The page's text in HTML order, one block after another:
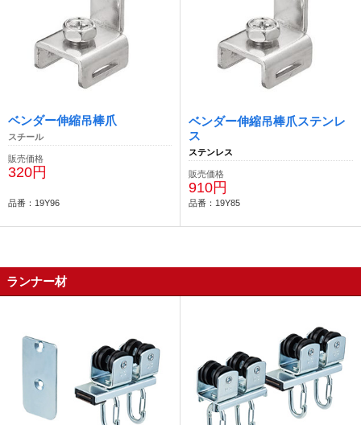
ベンダー伸縮吊棒爪
スチール
販売価格
320円
品番：19Y96
ベンダー伸縮吊棒爪ステンレ
ス
ステンレス
販売価格
910円
品番：19Y85
ランナー材